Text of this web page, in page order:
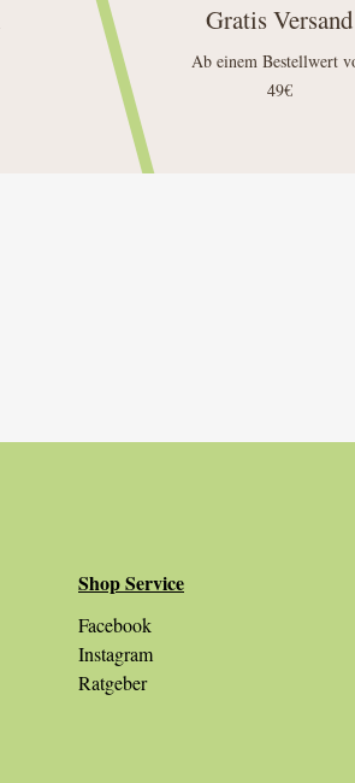
Gratis Versand
Ab einem Bestellwert
49€
Shop Service
Facebook
Instagram
Ratgeber